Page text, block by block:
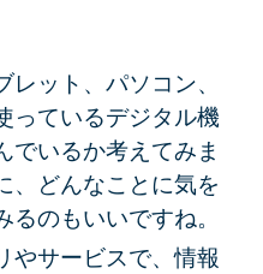
ット、パソコン、
っているデジタル機
でいるか考えてみま
、どんなことに気を
のもいいですね。
やサービスで、情報